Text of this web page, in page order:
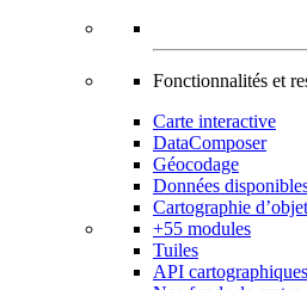
Fonctionnalités et
Carte interactive
DataComposer
Géocodage
Données
Cartographie
+55 modules
Tuiles
API cartographiques